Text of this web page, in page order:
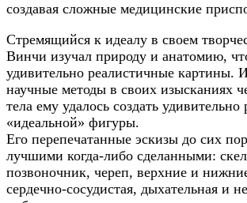
создавая сложные медицинские
Стремящийся к идеалу в своем
Винчи изучал природу и анатомию,
удивительно реалистичные картины.
научные методы в своих изысканиях
тела ему удалось создать
«идеальной» фигуры.
Его перепечатанные эскизы до сих
лучшими когда-либо сделанными:
позвоночник, череп, верхние и
сердечно-сосудистая, дыхательная и